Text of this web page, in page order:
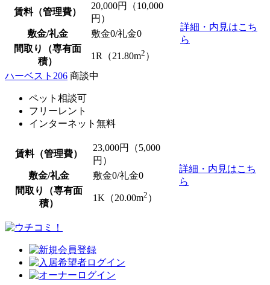
賃料（管理費）
20,000円（10,000
円）
詳細・内見はこち
ら
敷金/礼金 敷金0/礼金0
間取り（専有面
積）
1R（21.80m2 ）
ハーベスト206 商談中
ペット相談可
フリーレント
インターネット無料
賃料（管理費）
23,000円（5,000
円）
詳細・内見はこち
ら
敷金/礼金 敷金0/礼金0
間取り（専有面
積）
1K（20.00m2 ）